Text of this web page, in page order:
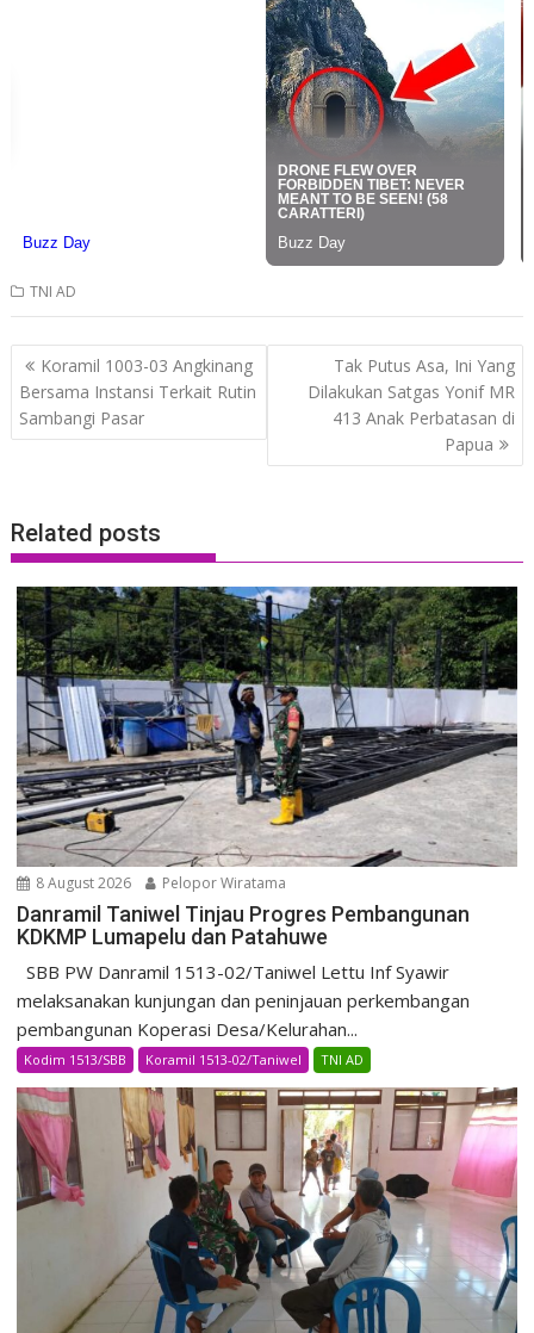
TNI AD
Post
navigation
Koramil 1003-03 Angkinang
Bersama Instansi Terkait Rutin
Sambangi Pasar
Tak Putus Asa, Ini Yang
Dilakukan Satgas Yonif MR
413 Anak Perbatasan di
Papua
Related posts
8 August 2026 Pelopor Wiratama
Danramil Taniwel Tinjau Progres Pembangunan
KDKMP Lumapelu dan Patahuwe
SBB PW Danramil 1513-02/Taniwel Lettu Inf Syawir
melaksanakan kunjungan dan peninjauan perkembangan
pembangunan Koperasi Desa/Kelurahan...
Kodim 1513/SBB Koramil 1513-02/Taniwel TNI AD